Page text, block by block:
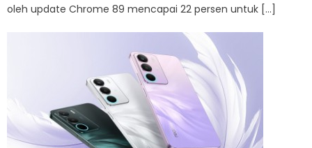
oleh update Chrome 89 mencapai 22 persen untuk […]